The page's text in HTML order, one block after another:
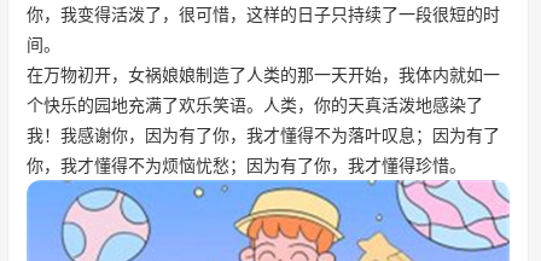
你，我变得活泼了，很可惜，这样的日子只持续了一段很短的时
间。
在万物初开，女祸娘娘制造了人类的那一天开始，我体内就如一
个快乐的园地充满了欢乐笑语。人类，你的天真活泼地感染了
我！我感谢你，因为有了你，我才懂得不为落叶叹息；因为有了
你，我才懂得不为烦恼忧愁；因为有了你，我才懂得珍惜。